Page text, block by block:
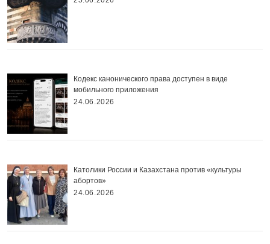
Кодекс канонического права доступен в виде
мобильного приложения
24.06.2026
Католики России и Казахстана против «культуры
абортов»
24.06.2026